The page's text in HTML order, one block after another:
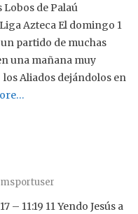
de Palaú
Azteca El domingo 1
partido de muchas
una mañana muy
Aliados dejándolos en
– 11:19 11 Yendo Jesús a